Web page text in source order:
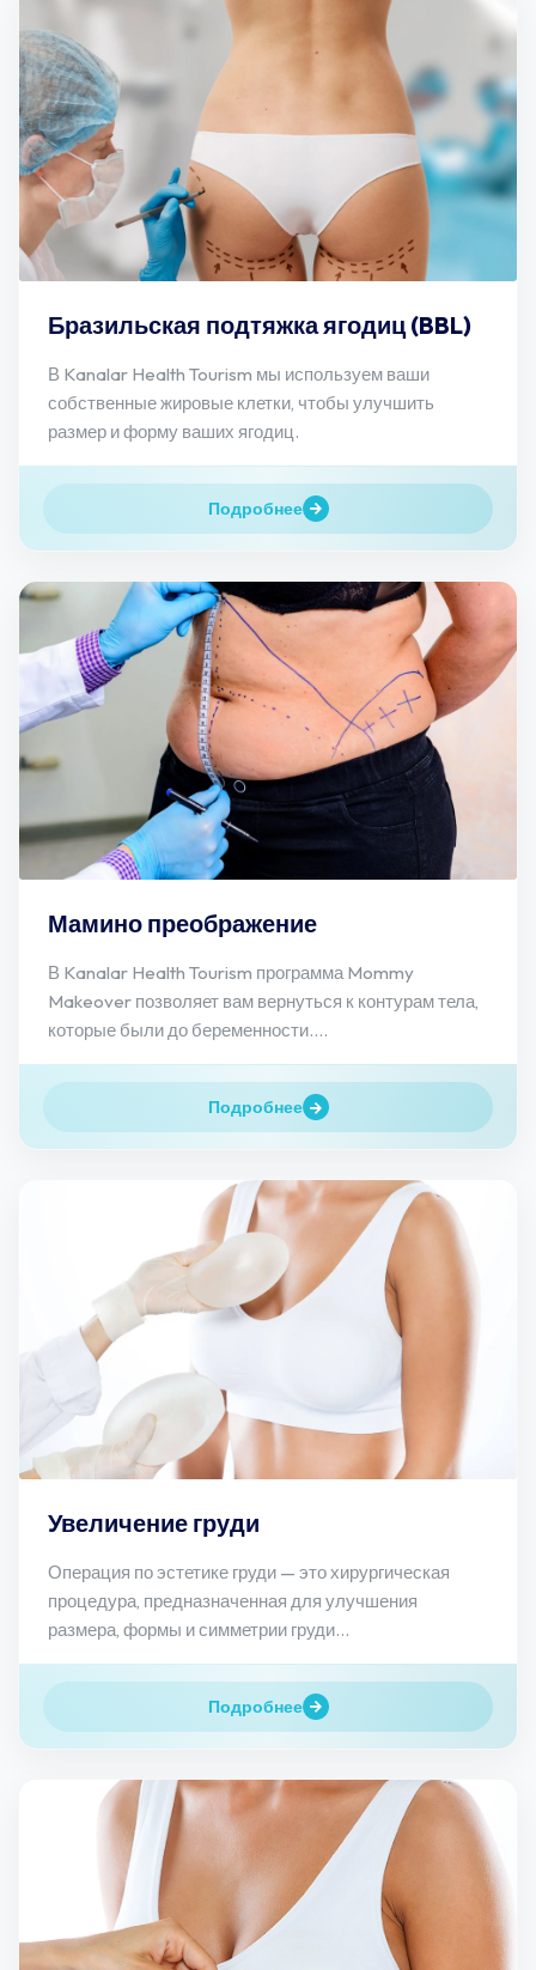
Бразильская подтяжка ягодиц (BBL)
В Kanalar Health Tourism мы используем ваши
собственные жировые клетки, чтобы улучшить
размер и форму ваших ягодиц.
Подробнее
Мамино преображение
В Kanalar Health Tourism программа Mommy
Makeover позволяет вам вернуться к контурам тела,
которые были до беременности....
Подробнее
Увеличение груди
Операция по эстетике груди — это хирургическая
процедура, предназначенная для улучшения
размера, формы и симметрии груди...
Подробнее